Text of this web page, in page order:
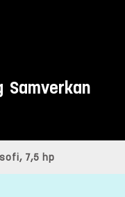
Samverkan
7,5 hp